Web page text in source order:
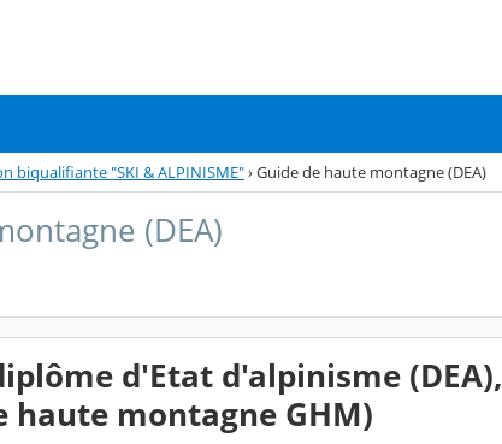
biqualifiante "SKI & ALPINISME"›Guide de haute montagne (DEA)
(DEA)
d'Etat d'alpinisme (DEA),
haute montagne GHM)